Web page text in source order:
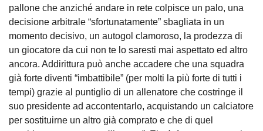
pallone che anziché andare in rete colpisce un palo, una
decisione arbitrale “sfortunatamente” sbagliata in un
momento decisivo, un autogol clamoroso, la prodezza di
un giocatore da cui non te lo saresti mai aspettato ed altro
ancora. Addirittura può anche accadere che una squadra
già forte diventi “imbattibile” (per molti la più forte di tutti i
tempi) grazie al puntiglio di un allenatore che costringe il
suo presidente ad accontentarlo, acquistando un calciatore
per sostituirne un altro già comprato e che di quel